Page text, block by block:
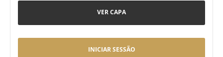
VER CAPA
INICIAR SESSÃO